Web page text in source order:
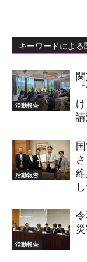
キーワードによる
活動報告
活動報告
活動報告